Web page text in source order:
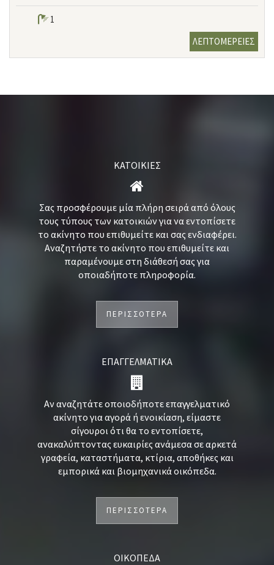
1
ΛΕΠΤΟΜΕΡΕΙΕΣ
ΚΑΤΟΙΚΙΕΣ
Σας προσφέρουμε μία πλήρη σειρά από όλους
τους τύπους των κατοικιών για να εντοπίσετε
το ακίνητο που επιθυμείτε και σας ενδιαφέρει.
Αναζητήστε το ακίνητο που επιθυμείτε και
παραμένουμε στη διάθεσή σας για
οποιαδήποτε πληροφορία.
ΠΕΡΙΣΣΟΤΕΡΑ
ΕΠΑΓΓΕΛΜΑΤΙΚΑ
Αν αναζητάτε οποιοδήποτε επαγγελματικό
ακίνητο για αγορά ή ενοικίαση, είμαστε
σίγουροι ότι θα το εντοπίσετε,
ανακαλύπτοντας ευκαιρίες ανάμεσα σε αρκετά
γραφεία, καταστήματα, κτίρια, αποθήκες και
εμπορικά και βιομηχανικά οικόπεδα.
ΠΕΡΙΣΣΟΤΕΡΑ
ΟΙΚΟΠΕΔΑ